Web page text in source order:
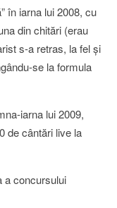
în iarna lui 2008, cu
din chitări (erau
s-a retras, la fel şi
se la formula
iarna lui 2009,
de cântări live la
a concursului